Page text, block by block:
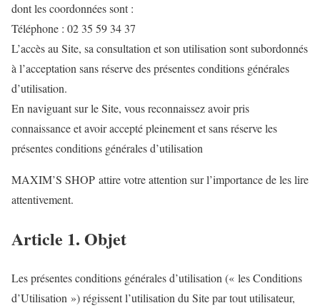
dont les coordonnées sont :
Téléphone : 02 35 59 34 37
L’accès au Site, sa consultation et son utilisation sont subordonnés
à l’acceptation sans réserve des présentes conditions générales
d’utilisation.
En naviguant sur le Site, vous reconnaissez avoir pris
connaissance et avoir accepté pleinement et sans réserve les
présentes conditions générales d’utilisation
MAXIM’S SHOP attire votre attention sur l’importance de les lire
attentivement.
Article 1. Objet
Les présentes conditions générales d’utilisation (« les Conditions
d’Utilisation ») régissent l’utilisation du Site par tout utilisateur,